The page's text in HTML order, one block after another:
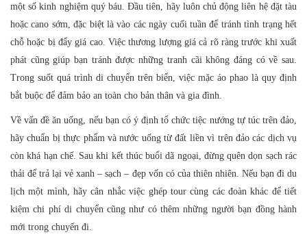
một số kinh nghiệm quý báu. Đầu tiên, hãy luôn chủ động liên hệ đặt tàu
hoặc cano sớm, đặc biệt là vào các ngày cuối tuần để tránh tình trạng hết
chỗ hoặc bị đẩy giá cao. Việc thương lượng giá cả rõ ràng trước khi xuất
phát cũng giúp bạn tránh được những tranh cãi không đáng có về sau.
Trong suốt quá trình di chuyển trên biển, việc mặc áo phao là quy định
bắt buộc để đảm bảo an toàn cho bản thân và gia đình.
Về vấn đề ăn uống, nếu bạn có ý định tổ chức tiệc nướng tự túc trên đảo,
hãy chuẩn bị thực phẩm và nước uống từ đất liền vì trên đảo các dịch vụ
còn khá hạn chế. Sau khi kết thúc buổi dã ngoại, đừng quên dọn sạch rác
thải để trả lại vẻ xanh – sạch – đẹp vốn có của thiên nhiên. Nếu bạn đi du
lịch một mình, hãy cân nhắc việc ghép tour cùng các đoàn khác để tiết
kiệm chi phí di chuyển cũng như có thêm những người bạn đồng hành
mới trong chuyến đi.